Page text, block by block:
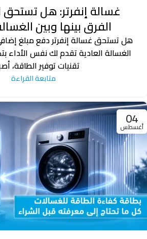
غسالة إنفرتر: هل تستحق
الفرق بينها وبين
هل تستحق غسالة إنفرتر دفع مبلغ
الغسالة العادية تقدم لك نفس الأداء
تقنيات توفير الطاقة،
متابعة القراءة
04
أغسطس